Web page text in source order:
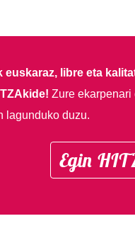
euskaraz, libre eta
Zure ekarpenari
lagunduko duzu.
Egin